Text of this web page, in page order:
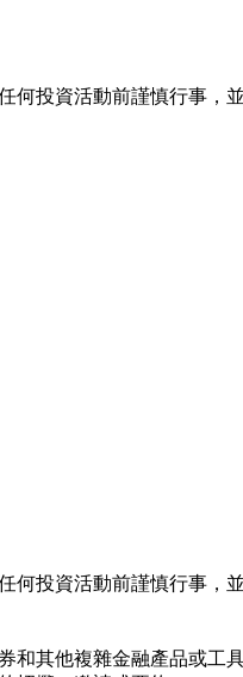
何投資活動前謹慎行事，
何投資活動前謹慎行事，
其他複雜金融產品或工